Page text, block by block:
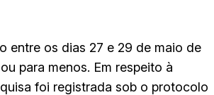
entre os dias 27 e 29 de maio de
para menos. Em respeito à
foi registrada sob o protocolo